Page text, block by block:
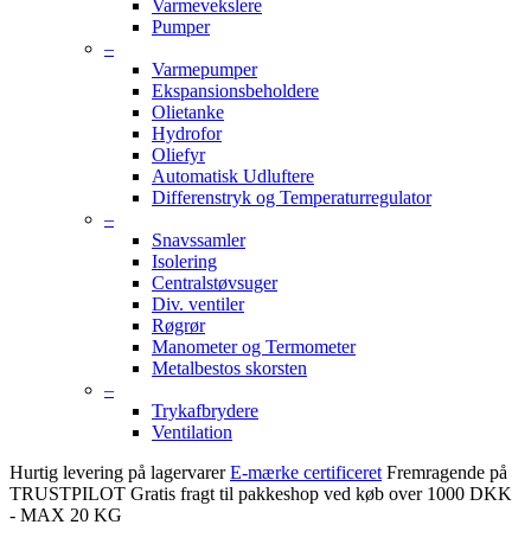
Varmevekslere
Pumper
–
Varmepumper
Ekspansionsbeholdere
Olietanke
Hydrofor
Oliefyr
Automatisk Udluftere
Differenstryk og Temperaturregulator
–
Snavssamler
Isolering
Centralstøvsuger
Div. ventiler
Røgrør
Manometer og Termometer
Metalbestos skorsten
–
Trykafbrydere
Ventilation
Hurtig levering på lagervarer E-mærke certificeret Fremragende på
TRUSTPILOT Gratis fragt til pakkeshop ved køb over 1000 DKK
- MAX 20 KG